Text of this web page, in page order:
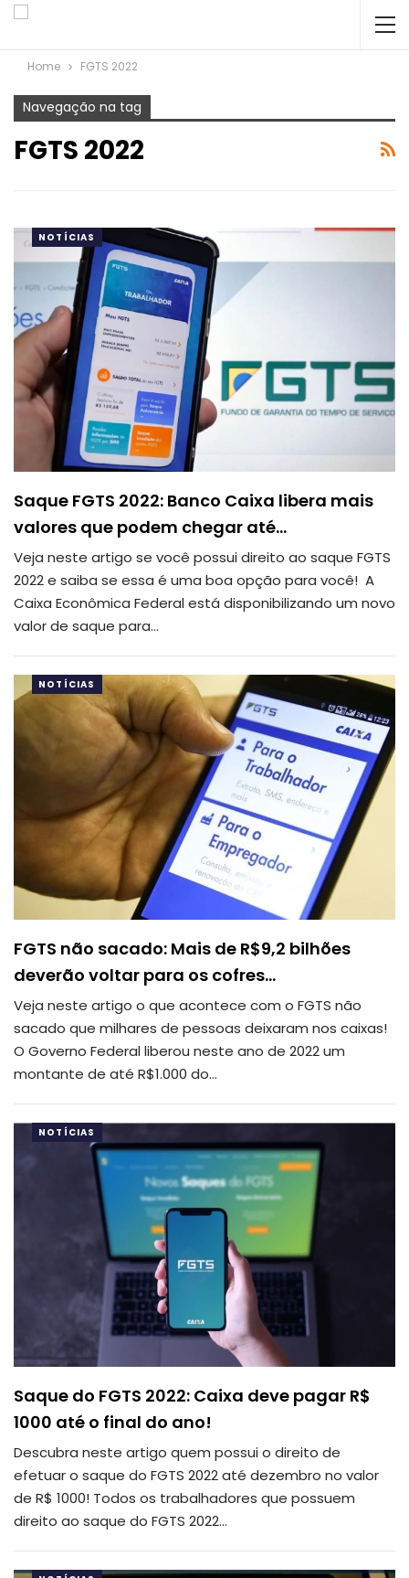
Home FGTS 2022
Navegação na tag
FGTS 2022
NOTÍCIAS
Saque FGTS 2022: Banco Caixa libera mais
valores que podem chegar até…
Veja neste artigo se você possui direito ao saque FGTS
2022 e saiba se essa é uma boa opção para você! A
Caixa Econômica Federal está disponibilizando um novo
valor de saque para…
NOTÍCIAS
FGTS não sacado: Mais de R$9,2 bilhões
deverão voltar para os cofres…
Veja neste artigo o que acontece com o FGTS não
sacado que milhares de pessoas deixaram nos caixas!
O Governo Federal liberou neste ano de 2022 um
montante de até R$1.000 do…
NOTÍCIAS
Saque do FGTS 2022: Caixa deve pagar R$
1000 até o final do ano!
Descubra neste artigo quem possui o direito de
efetuar o saque do FGTS 2022 até dezembro no valor
de R$ 1000! Todos os trabalhadores que possuem
direito ao saque do FGTS 2022…